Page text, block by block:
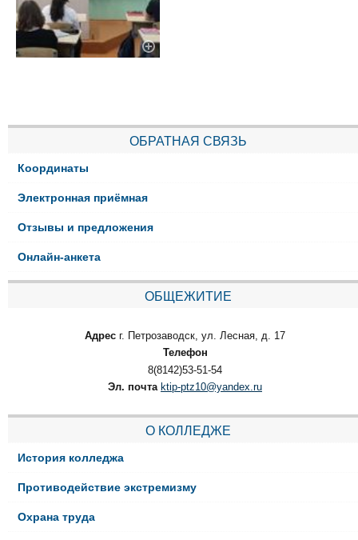
ОБРАТНАЯ СВЯЗЬ
Координаты
Электронная приёмная
Отзывы и предложения
Онлайн-анкета
ОБЩЕЖИТИЕ
Адрес г. Петрозаводск, ул. Лесная, д. 17
Телефон
8(8142)53-51-54
Эл. почта ktip-ptz10@yandex.ru
О КОЛЛЕДЖЕ
История колледжа
Противодействие экстремизму
Охрана труда